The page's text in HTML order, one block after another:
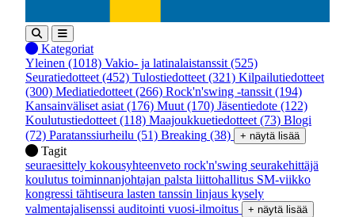
Kategoriat
Yleinen (1018) Vakio- ja latinalaistanssit (525)
Seuratiedotteet (452) Tulostiedotteet (321) Kilpailutiedotteet
(300) Mediatiedotteet (266) Rock'n'swing -tanssit (194)
Kansainväliset asiat (176) Muut (170) Jäsentiedote (122)
Koulutustiedotteet (118) Maajoukkuetiedotteet (73) Blogi
(72) Paratanssiurheilu (51) Breaking (38) + näytä lisää
Tagit
seuraesittely kokousyhteenveto rock'n'swing seurakehittäjä
koulutus toiminnanjohtajan palsta liittohallitus SM-viikko
kongressi tähtiseura lasten tanssin linjaus kysely
valmentajalisenssi auditointi vuosi-ilmoitus + näytä lisää